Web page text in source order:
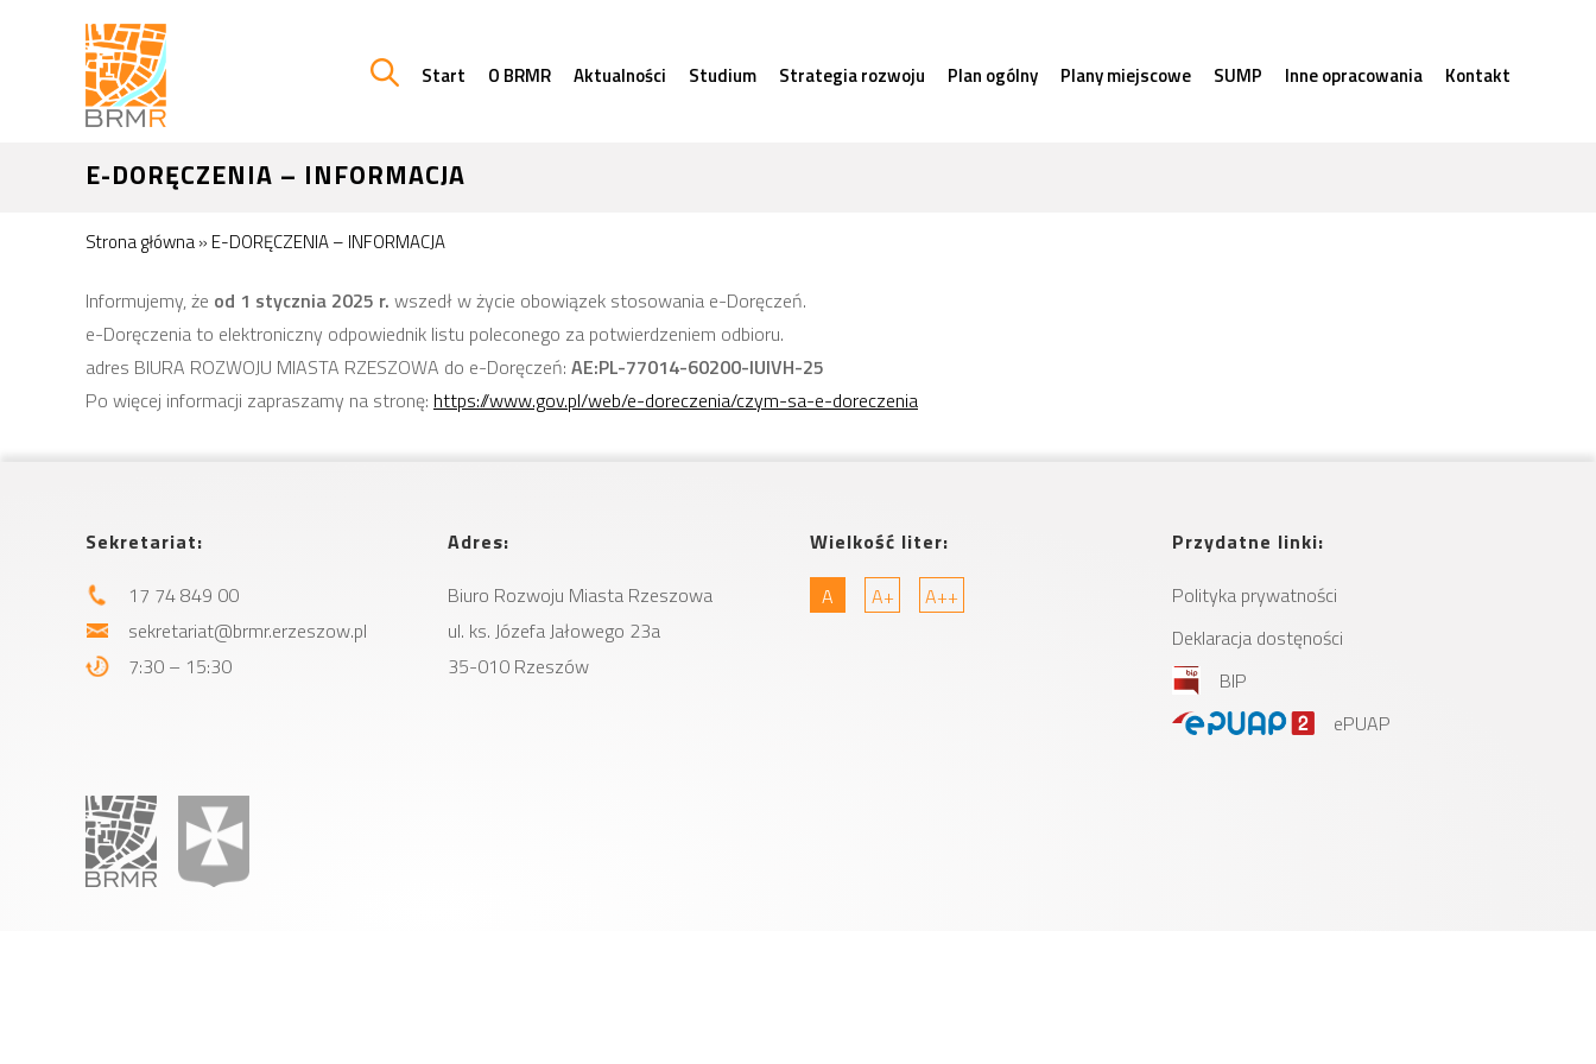
Start O BRMR Aktualności Studium Strategia rozwoju Plan ogólny Plany miejscowe SUMP Inne opracowania Kontakt
E-DORĘCZENIA – INFORMACJA
Strona główna» E-DORĘCZENIA – INFORMACJA
Informujemy, że od 1 stycznia 2025 r. wszedł w życie obowiązek stosowania e-Doręczeń.
e-Doręczenia to elektroniczny odpowiednik listu poleconego za potwierdzeniem odbioru.
adres BIURA ROZWOJU MIASTA RZESZOWA do e-Doręczeń: AE:PL-77014-60200-IUIVH-25
Po więcej informacji zapraszamy na stronę: https://www.gov.pl/web/e-doreczenia/czym-sa-e-doreczenia
Sekretariat:
17 74 849 00
sekretariat@brmr.erzeszow.pl
7:30 – 15:30
Adres:
Biuro Rozwoju Miasta Rzeszowa
ul. ks. Józefa Jałowego 23a
35-010 Rzeszów
Wielkość liter:
A
A+ A++
Przydatne linki:
Polityka prywatności
Deklaracja dostęności
BIP
ePUAP